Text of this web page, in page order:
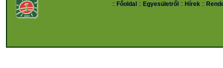
:: Főoldal :: Egyesületről :: Hírek ::